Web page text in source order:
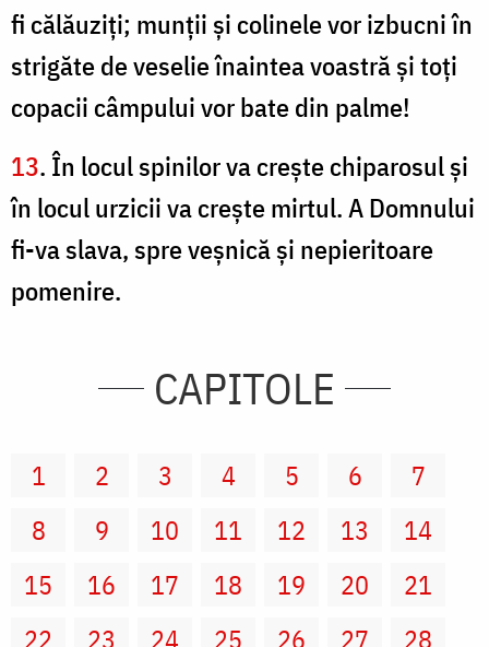
fi călăuziţi; munţii şi colinele vor izbucni în
strigăte de veselie înaintea voastră şi toţi
copacii câmpului vor bate din palme!
13. În locul spinilor va creşte chiparosul şi
în locul urzicii va creşte mirtul. A Domnului
fi-va slava, spre veşnică şi nepieritoare
pomenire.
CAPITOLE
1 2 3 4 5 6
7
8
9 10 11 12 13
14
15
16 17 18 19 20
21
22
23 24 25 26 27 28